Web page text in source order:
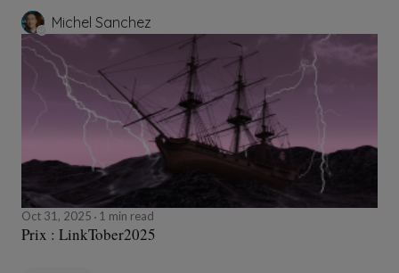
Michel Sanchez
Oct 31, 2025 1 min read
Prix : LinkTober2025